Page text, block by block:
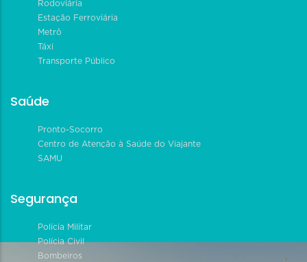
Rodoviária
Estação Ferroviária
Metrô
Táxi
Transporte Público
Saúde
Pronto-Socorro
Centro de Atenção à Saúde do Viajante
SAMU
Segurança
Polícia Militar
Polícia Civil
Bombeiros